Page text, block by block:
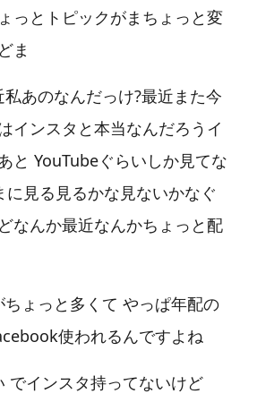
っとトピックがまちょっと変
ま
あのなんだっけ?最近また今
インスタと本当なんだろうイ
と YouTubeぐらいしか見てな
見る見るかな見ないかなぐ
なんか最近なんかちょっと配
ちょっと多くて やっぱ年配の
使われるんですよね
でインスタ持ってないけど